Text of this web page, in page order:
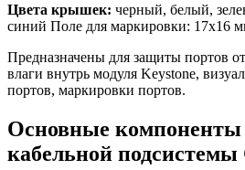
Цвета крышек: черный, белый,
синий Поле для маркировки: 17x16
Предназначены для защиты портов
влаги внутрь модуля Keystone,
портов, маркировки портов.
Основные компоненты
кабельной